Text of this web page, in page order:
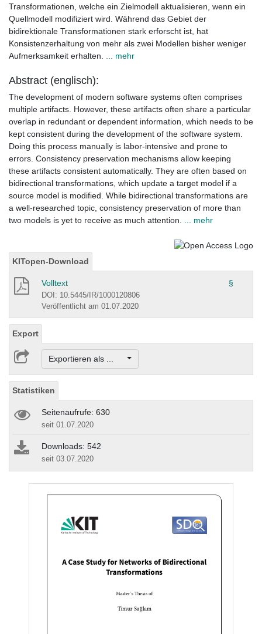
Transformationen, welche ein Zielmodell aktualisieren, wenn ein
Quellmodell modifiziert wird. Während das Gebiet der
bidirektionale Transformationen stark erforscht ist, hat
Konsistenzerhaltung von mehr als zwei Modellen bisher weniger
Aufmerksamkeit erhalten.
... mehr
Abstract (englisch):
The development of modern software systems often comprises
multiple artifacts. However, these artifacts often share a particular
overlap in redundant or dependent information, which needs to be
kept consistent during the development of the software system.
Doing this process manually is labor-intensive and prone to
errors. Consistency preservation mechanisms allow keeping
these artifacts consistent automatically. They are often based on
bidirectional transformations, which update a target model if a
source model is modified. While bidirectional transformations are
a well-researched topic, consistency preservation of more than
two models is yet to receive as much attention.
... mehr
KITopen-Download
Volltext §
DOI: 10.5445/IR/1000120806
Veröffentlicht am 01.07.2020
Export
Exportieren als ...
Statistiken
Seitenaufrufe: 630
seit 01.07.2020
Downloads: 542
seit 03.07.2020